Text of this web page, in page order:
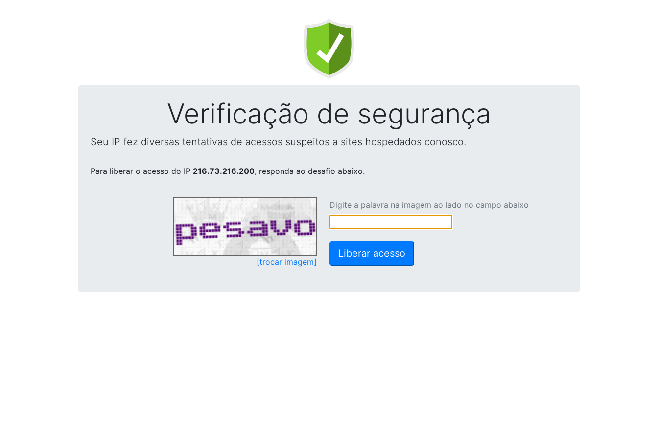
Verificação de segurança
Seu IP fez diversas tentativas de acessos suspeitos a sites hospedados conosco.
Para liberar o acesso do IP 216.73.216.200, responda ao desafio abaixo.
[trocar imagem]
Digite a palavra na imagem ao lado no campo abaixo